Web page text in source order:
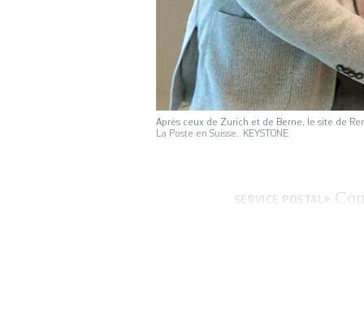
Après ceux de Zurich et de Berne, le site de
La Poste en Suisse. KEYSTONE
SERVICE POSTAL